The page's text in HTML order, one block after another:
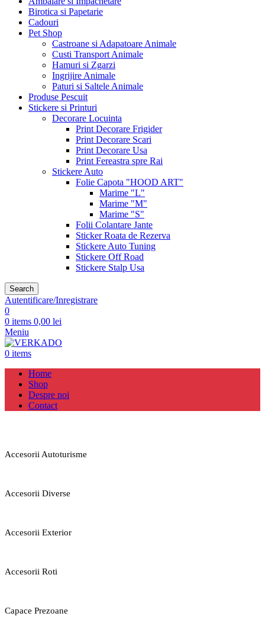
Birotica si Papetarie
Cadouri
Pet Shop
Castroane si Adapatoare Animale
Custi Transport Animale
Hamuri si Zgarzi
Ingrijire Animale
Paturi si Saltele Animale
Produse Pescuit
Stickere si Printuri
Decorare Locuinta
Print Decorare Frigider
Print Decorare Scari
Print Decorare Usa
Print Fereastra spre Rai
Stickere Auto
Folie Capota "HOOD ART"
Marime "L"
Marime "M"
Marime "S"
Folii Colantare Jante
Sticker Roata de Rezerva
Stickere Auto Tuning
Stickere Off Road
Stickere Stalp Usa
Search
Autentificare/Inregistrare
0
0 items 0,00 lei
Meniu
0 items
Home
Shop
Despre noi
Contact
Accesorii Autoturisme
Accesorii Diverse
Accesorii Exterior
Accesorii Roti
Capace Prezoane